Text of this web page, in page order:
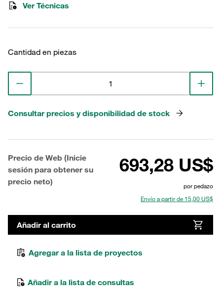
Ver Técnicas
Cantidad en piezas
Consultar precios y disponibilidad de stock
Precio de Web (Inicie
sesión para obtener su
precio neto)
693,28 US$
por pedazo
Envío a partir de 15,00 US$
Añadir al carrito
Agregar a la lista de proyectos
Añadir a la lista de consultas